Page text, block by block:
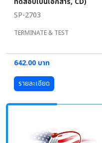
SP-2703
TERMINATE & TEST
642.00 บาท
รายละเอียด